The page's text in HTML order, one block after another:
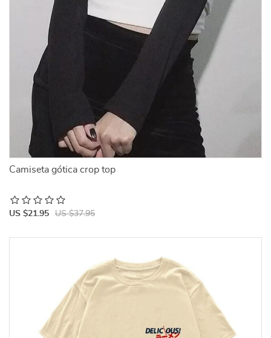
Camiseta gótica crop top
US $21.95 US $37.95